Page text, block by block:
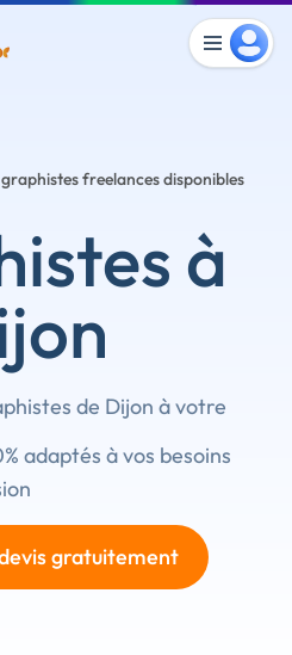
graphistes freelances disponibles
à
de Dijon à votre
adaptés à vos besoins
gratuitement